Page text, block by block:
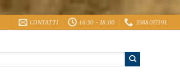
CONTATTI 16:30 - 18:00 3388017391